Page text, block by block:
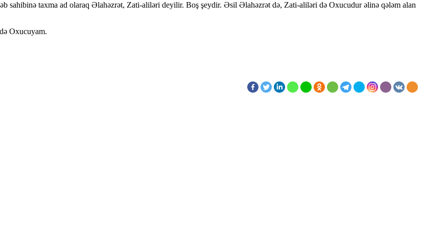
sahibinə taxma ad olaraq Əlahəzrət, Zati-aliləri deyilir. Boş şeydir. Əsil Əlahəzrət də, Zati-aliləri də Oxucudur əlinə qələm alan
Oxucuyam.